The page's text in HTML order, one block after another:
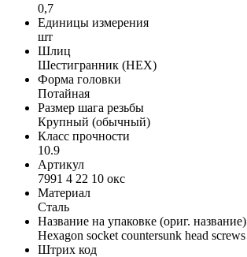
0,7
Единицы измерения
шт
Шлиц
Шестигранник (HEX)
Форма головки
Потайная
Размер шага резьбы
Крупный (обычный)
Класс прочности
10.9
Артикул
7991 4 22 10 окс
Материал
Сталь
Название на упаковке (ориг. название)
Hexagon socket countersunk head screws
Штрих код